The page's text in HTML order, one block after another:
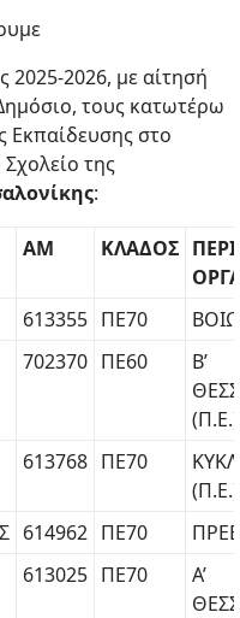
2025-2026, με αίτησή
τους κατωτέρω
Εκπαίδευσης στο
της
:
ΑΜ ΚΛΑΔΟΣ
613355 ΠΕ70
702370 ΠΕ60
Β’
(Π.Ε.)
613768 ΠΕ70
(Π.Ε.)
614962 ΠΕ70
613025 ΠΕ70
Α’